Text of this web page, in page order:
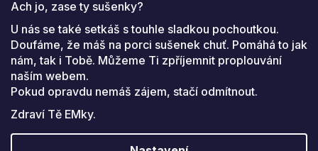
Ach jo, zase ty sušenky?
U nás se také setkáš s touhle sladkou pochoutkou.
Doufáme, že máš na porci sušenek chuť. Pomáhá to jak
nám, tak i Tobě. Můžeme Ti zpříjemnit proplouvání
naším webem.
Pokud opravdu nemáš zájem, stačí odmítnout.
Zdraví Tě EMky.
SLEDUJ NÁS NA
INSTAGRAMU